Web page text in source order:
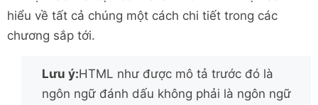
hiểu về tất cả chúng một cách chi tiết trong các
chương sắp tới.
Lưu ý:HTML như được mô tả trước đó là
ngôn ngữ đánh dấu không phải là ngôn ngữ